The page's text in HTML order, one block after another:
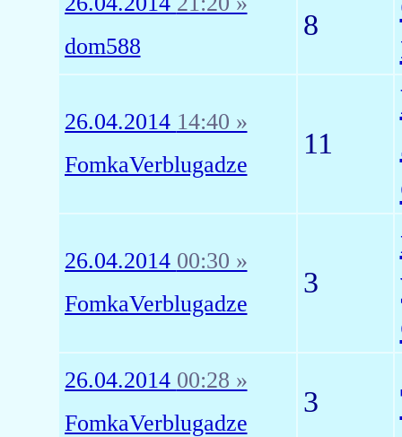
dom588
8
26.04.2014 14:40 »
FomkaVerblugadze
11
26.04.2014 00:30 »
FomkaVerblugadze
3
26.04.2014 00:28 »
FomkaVerblugadze
3